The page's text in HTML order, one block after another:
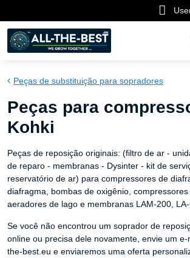
Peças de substituição para sopradores
Peças para
Kohki
Peças de reposição originais: (filtro de ar -
de reparo - membranas - Dysinter - kit de
reservatório de ar) para compressores de
diafragma, bombas de oxigênio, compressores
aeradores de lago e membranas LAM-200,
Se você não encontrou um soprador de
online ou precisa dele novamente, envie um
the-best.eu e enviaremos uma oferta